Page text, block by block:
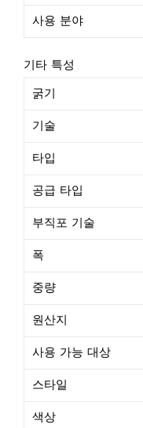
사용 분야
기타 특성
굵기
기술
타입
공급 타입
부직포 기술
폭
중량
원산지
사용 가능 대상
스타일
색상